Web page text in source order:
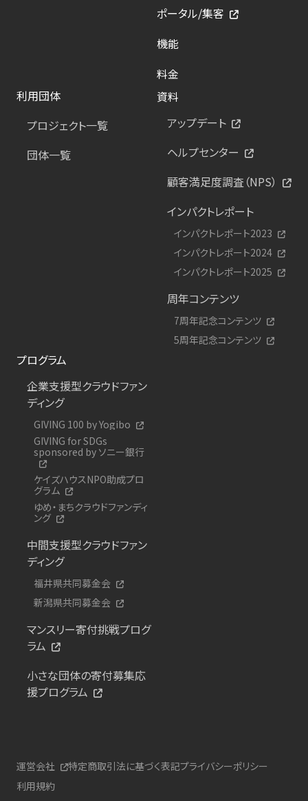
ポータル/集客
機能
料金
利用団体
プロジェクト一覧
団体一覧
資料
アップデート
ヘルプセンター
顧客満足度調査（NPS）
インパクトレポート
インパクトレポート2023
インパクトレポート2024
インパクトレポート2025
周年コンテンツ
7周年記念コンテンツ
5周年記念コンテンツ
プログラム
企業支援型クラウドファン
ディング
GIVING 100 by Yogibo
GIVING for SDGs
sponsored by ソニー銀行
ケイズハウスNPO助成プロ
グラム
ゆめ・まちクラウドファンディ
ング
中間支援型クラウドファン
ディング
福井県共同募金会
新潟県共同募金会
マンスリー寄付挑戦プログ
ラム
小さな団体の寄付募集応
援プログラム
運営会社 特定商取引法に基づく表記プライバシーポリシー
利用規約